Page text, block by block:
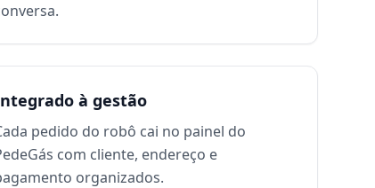
à gestão
pedido do robô cai no painel do
com cliente, endereço e
organizados.